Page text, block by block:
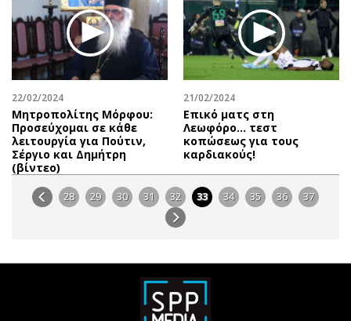
22/02/2024
Μητροπολίτης Μόρφου:
Προσεύχομαι σε κάθε
λειτουργία για Πούτιν,
Σέργιο και Δημήτρη
(βίντεο)
21/02/2024
Επικό ματς στη
Λεωφόρο… τεστ
κοπώσεως για τους
καρδιακούς!
28 29 30 31 32 33 34 35 36 37